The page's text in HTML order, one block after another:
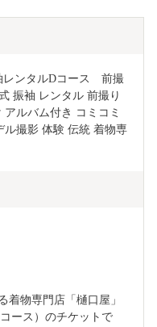
ンタルDコース　前撮
振袖 レンタル 前撮り
ルバム付き コミコミ
ル撮影 体験 伝統 着物専
着物専門店「樋口屋」
ース）のチケットで